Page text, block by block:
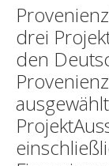
drei
den